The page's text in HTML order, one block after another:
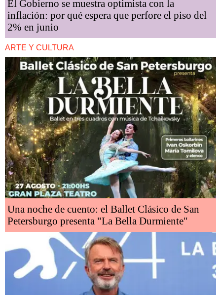
El Gobierno se muestra optimista con la
inflación: por qué espera que perfore el piso del
2% en junio
ARTE Y CULTURA
Una noche de cuento: el Ballet Clásico de San
Petersburgo presenta "La Bella Durmiente"